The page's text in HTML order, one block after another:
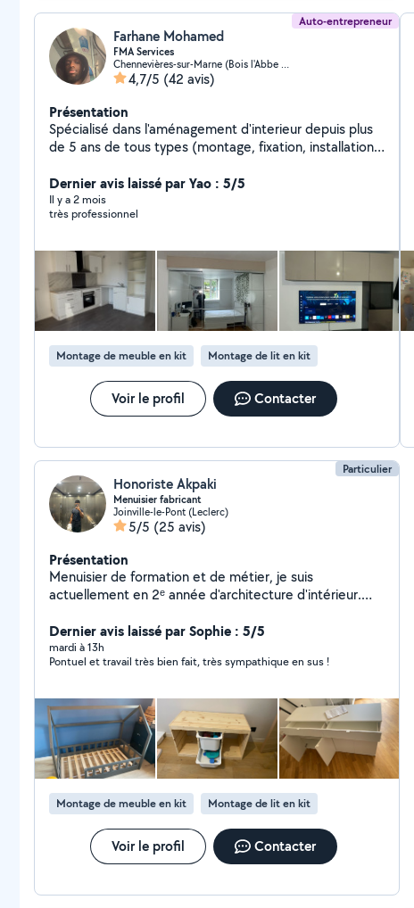
Auto-entrepreneur
Farhane Mohamed
FMA Services
Chennevières-sur-Marne (Bois l'Abbe 2 Plaine des Bordes)
4,7/5 (42 avis)
Présentation
Spécialisé dans l'aménagement d'interieur depuis plus
de 5 ans de tous types (montage, fixation, installation
(carrelage, peinture, sol, plomberie).
Dernier avis laissé par Yao : 5/5
Il y a 2 mois
très professionnel
Montage de meuble en kit Montage de lit en kit
Voir le profil Contacter
Particulier
Honoriste Akpaki
Menuisier fabricant
Joinville-le-Pont (Leclerc)
5/5 (25 avis)
Présentation
Menuisier de formation et de métier, je suis
actuellement en 2ᵉ année d'architecture d'intérieur.
aujourd'hui est de pouvoir concevoir et réaliser
différents types d'aménagement intérieur : cuisines,
rangements, pièces à vivre Merci de prendre contact
confiance en mon travail
Dernier avis laissé par Sophie : 5/5
mardi à 13h
Pontuel et travail très bien fait, très sympathique en sus !
Montage de meuble en kit Montage de lit en kit
Voir le profil Contacter